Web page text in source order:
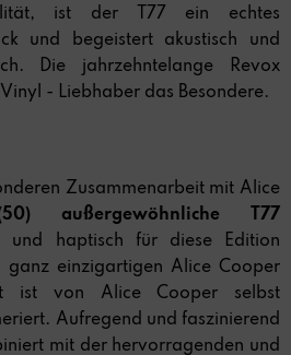
ist der T77 ein echtes
und begeistert akustisch und
Die jahrzehntelange Revox
- Liebhaber das Besondere.
Zusammenarbeit mit Alice
außergewöhnliche T77
und haptisch für diese Edition
ganz einzigartigen Alice Cooper
ist von Alice Cooper selbst
Aufregend und faszinierend
mit der hervorragenden und